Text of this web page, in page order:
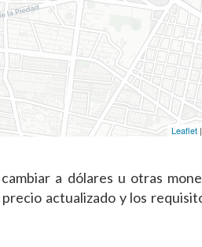
Leaflet
a dólares u otras
actualizado y los